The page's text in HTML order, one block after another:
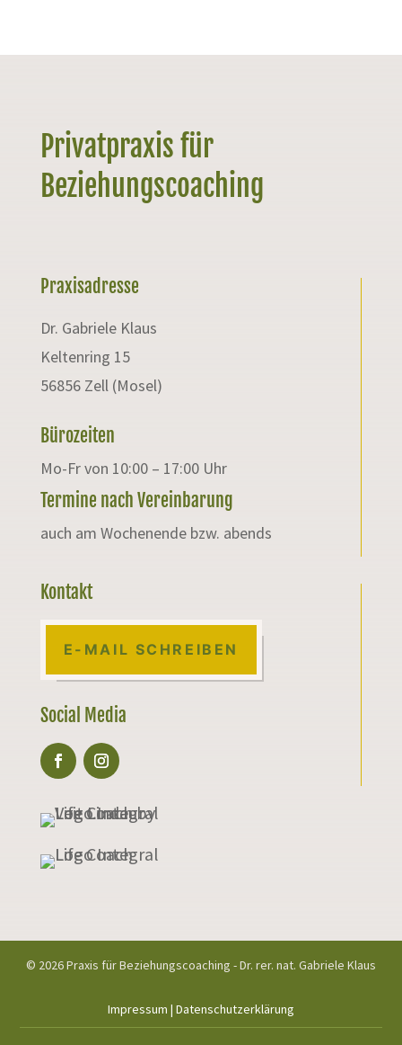
Privatpraxis für
Beziehungscoaching
Praxisadresse
Dr. Gabriele Klaus
Keltenring 15
56856 Zell (Mosel)
Bürozeiten
Mo-Fr von 10:00 – 17:00 Uhr
Termine nach Vereinbarung
auch am Wochenende bzw. abends
Kontakt
E-MAIL SCHREIBEN
Social Media
© 2026 Praxis für Beziehungscoaching - Dr. rer. nat. Gabriele Klaus
Impressum | Datenschutzerklärung